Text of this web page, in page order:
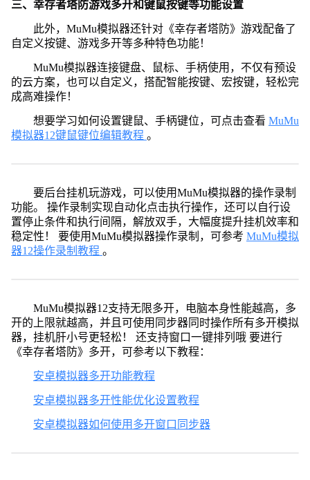
三、幸存者塔防游戏多开和键鼠按键等功能设置
此外，MuMu模拟器还针对《幸存者塔防》游戏配备了
自定义按键、游戏多开等多种特色功能！
MuMu模拟器连接键盘、鼠标、手柄使用，不仅有预设
的云方案，也可以自定义，搭配智能按键、宏按键，轻松完
成高难操作！
想要学习如何设置键鼠、手柄键位，可点击查看 MuMu
模拟器12键鼠键位编辑教程 。
要后台挂机玩游戏，可以使用MuMu模拟器的操作录制
功能。 操作录制实现自动化点击执行操作，还可以自行设
置停止条件和执行间隔，解放双手，大幅度提升挂机效率和
稳定性！ 要使用MuMu模拟器操作录制，可参考 MuMu模拟
器12操作录制教程 。
MuMu模拟器12支持无限多开，电脑本身性能越高，多
开的上限就越高，并且可使用同步器同时操作所有多开模拟
器，挂机肝小号更轻松！ 还支持窗口一键排列哦 要进行
《幸存者塔防》多开，可参考以下教程：
安卓模拟器多开功能教程
安卓模拟器多开性能优化设置教程
安卓模拟器如何使用多开窗口同步器